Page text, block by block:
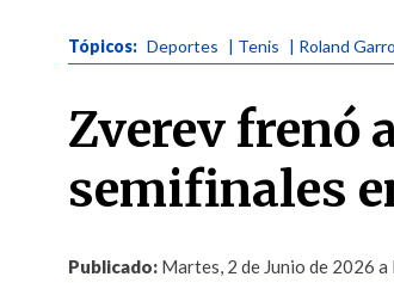
Tópicos: Deportes | Tenis | Roland
Zverev frenó
semifinales
Publicado: Martes, 2 de Junio de 2026